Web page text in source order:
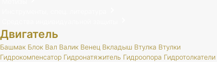
Двигатель
Башмак Блок Вал Валик Венец Вкладыш Втулка Втулки
Гидрокомпенсатор Гидронатяжитель Гидроопора Гидротолкатели